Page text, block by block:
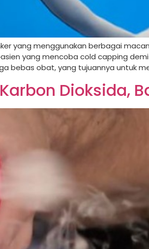
yang menggunakan berbagai
yang mencoba cold capping
bebas obat, yang tujuannya untuk
Dioksida,